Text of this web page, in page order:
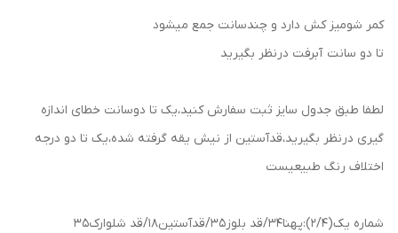
کمر شومیز کش دارد و چندسانت جمع میشود
تا دو سانت آبرفت درنظر بگیرید
لطفا طبق جدول سایز ثبت سفارش کنید،یک تا دوسانت خطای اندازه
گیری درنظر بگیرید،قدآستین از نیش یقه گرفته شده،یک تا دو درجه
اختلاف رنگ طبیعیست
شماره یک(۲/۴):پهنا34/قد بلوز35/قدآستین18/قد شلوارک35